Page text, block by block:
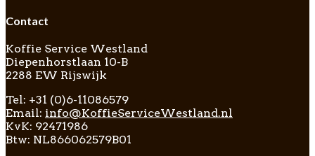
Contact
Koffie Service Westland
Diepenhorstlaan 10-B
2288 EW Rijswijk
Tel: +31 (0)6-11086579
Email: info@KoffieServiceWestland.nl
KvK: 92471986
Btw: NL866062579B01